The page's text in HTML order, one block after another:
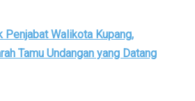
Penjabat Walikota Kupang,
Tamu Undangan yang Datang